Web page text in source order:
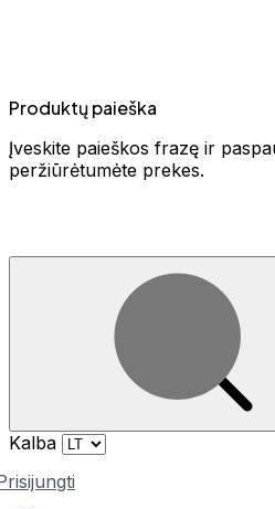
Produktų paieška
Įveskite paieškos frazę ir
peržiūrėtumėte prekes.
Kalba